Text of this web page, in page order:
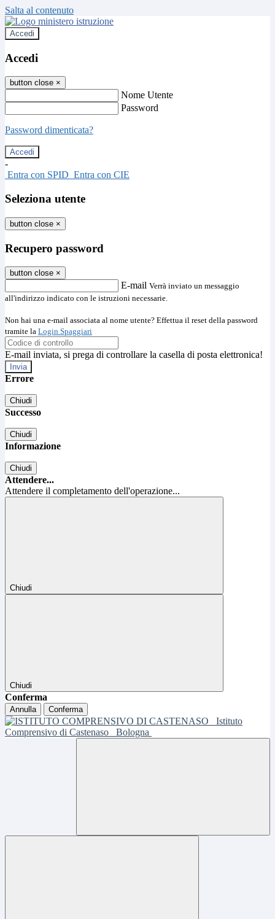
Salta al contenuto
Accedi
Accedi
button close ×
Nome Utente
Password
Password dimenticata?
-
Entra con SPID Entra con CIE
Seleziona utente
button close ×
Recupero password
button close ×
E-mail Verrà inviato un messaggio
all'indirizzo indicato con le istruzioni necessarie.
Non hai una e-mail associata al nome utente? Effettua il reset della password
tramite la Login Spaggiari
E-mail inviata, si prega di controllare la casella di posta elettronica!
Errore
Chiudi
Successo
Chiudi
Informazione
Chiudi
Attendere...
Attendere il completamento dell'operazione...
Chiudi
Chiudi
Conferma
Annulla Conferma
Istituto
Comprensivo di Castenaso
Bologna